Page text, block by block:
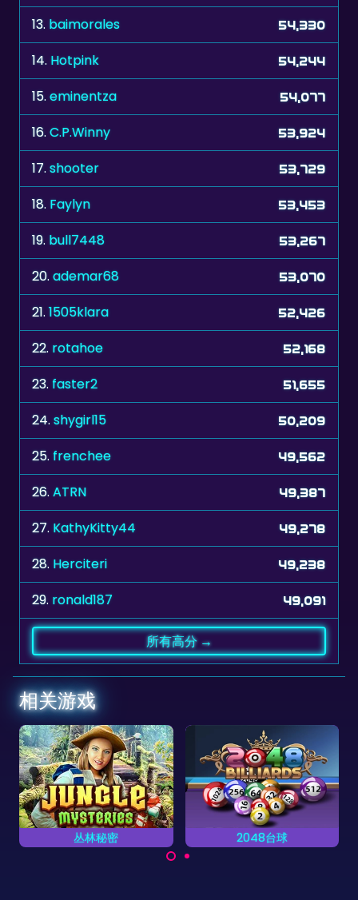
14.Hotpink 54,244
15. eminentza 54,077
16. C.P.Winny 53,924
17. shooter 53,729
18. Faylyn 53,453
19. bull7448 53,267
20.ademar68 53,070
21. 1505klara 52,426
22.rotahoe 52,168
23. faster2 51,655
24.shygirl15 50,209
25. frenchee 49,562
26. ATRN 49,387
27. KathyKitty44 49,278
28. Herciteri 49,238
29. ronald187 49,091
相关游戏
和找不
2048台球
合体成2048的台球游
戏。
中世纪城堡探秘
你能找到画面中隐藏
物品吗？